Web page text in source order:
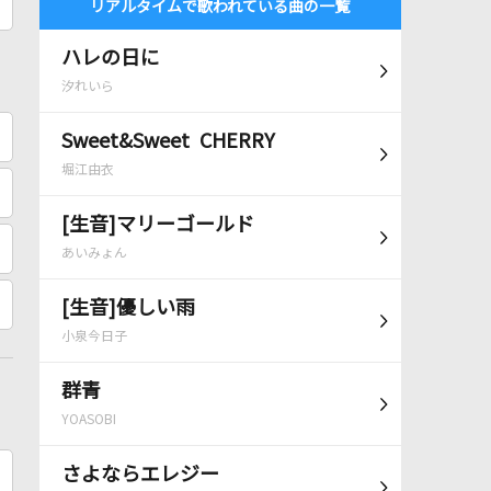
リアルタイムで歌われている曲の一覧
ハレの日に
汐れいら
Sweet&Sweet CHERRY
堀江由衣
[生音]マリーゴールド
あいみょん
[生音]優しい雨
小泉今日子
群青
YOASOBI
さよならエレジー